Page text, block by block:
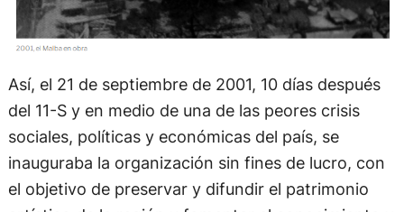
Así, el 21 de septiembre de 2001, 10 días después
del 11-S y en medio de una de las peores crisis
sociales, políticas y económicas del país, se
inauguraba la organización sin fines de lucro, con
el objetivo de preservar y difundir el patrimonio